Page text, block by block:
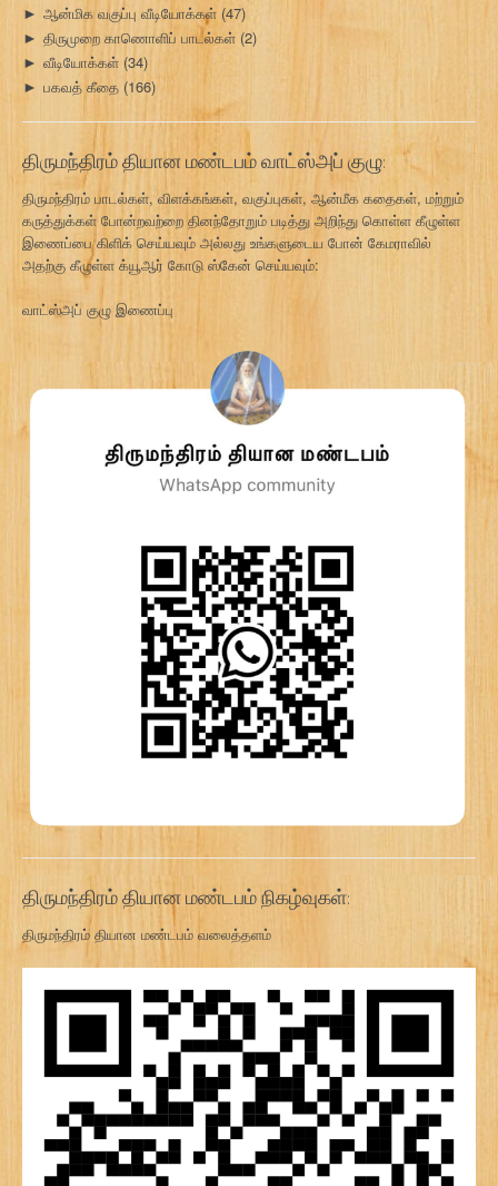
► ஆன்மிக வகுப்பு வீடியோக்கள் (47)
► திருமுறை காணொளிப் பாடல்கள் (2)
► வீடியோக்கள் (34)
► பகவத் கீதை (166)
திருமந்திரம் தியான மண்டபம் வாட்ஸ்அப் குழு:
திருமந்திரம் பாடல்கள், விளக்கங்கள், வகுப்புகள், ஆன்மீக கதைகள், மற்றும்
கருத்துக்கள் போன்றவற்றை தினந்தோறும் படித்து அறிந்து கொள்ள கீழுள்ள
இணைப்பை கிளிக் செய்யவும் அல்லது உங்களுடைய போன் கேமராவில்
அதற்கு கீழுள்ள க்யூஆர் கோடு ஸ்கேன் செய்யவும்:
வாட்ஸ்அப் குழு இணைப்பு
திருமந்திரம் தியான மண்டபம் நிகழ்வுகள்:
திருமந்திரம் தியான மண்டபம் வலைத்தளம்